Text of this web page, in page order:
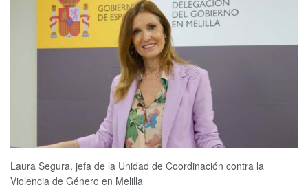
Laura Segura, jefa de la Unidad de Coordinación contra la
Violencia de Género en Melilla